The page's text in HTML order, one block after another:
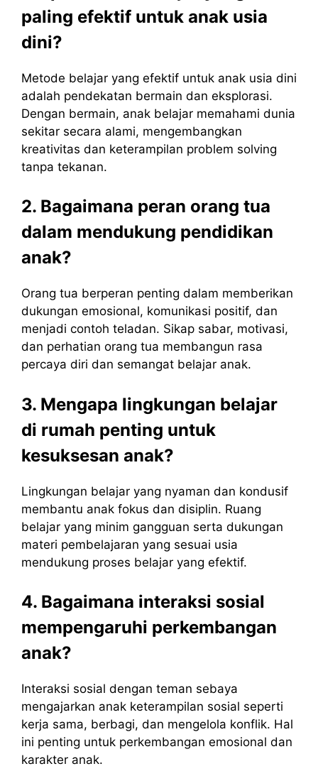
paling efektif untuk anak usia
dini?
Metode belajar yang efektif untuk anak usia dini
adalah pendekatan bermain dan eksplorasi.
Dengan bermain, anak belajar memahami dunia
sekitar secara alami, mengembangkan
kreativitas dan keterampilan problem solving
tanpa tekanan.
2. Bagaimana peran orang tua
dalam mendukung pendidikan
anak?
Orang tua berperan penting dalam memberikan
dukungan emosional, komunikasi positif, dan
menjadi contoh teladan. Sikap sabar, motivasi,
dan perhatian orang tua membangun rasa
percaya diri dan semangat belajar anak.
3. Mengapa lingkungan belajar
di rumah penting untuk
kesuksesan anak?
Lingkungan belajar yang nyaman dan kondusif
membantu anak fokus dan disiplin. Ruang
belajar yang minim gangguan serta dukungan
materi pembelajaran yang sesuai usia
mendukung proses belajar yang efektif.
4. Bagaimana interaksi sosial
mempengaruhi perkembangan
anak?
Interaksi sosial dengan teman sebaya
mengajarkan anak keterampilan sosial seperti
kerja sama, berbagi, dan mengelola konflik. Hal
ini penting untuk perkembangan emosional dan
karakter anak.